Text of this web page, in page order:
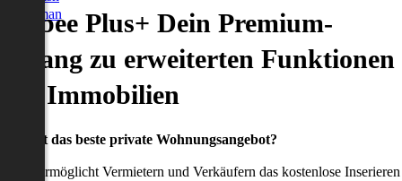
German
Plus+ Dein Premium-
zu erweiterten Funktionen
Immobilien
willst das beste private Wohnungsangebot?
ermöglicht Vermietern und Verkäufern das kostenlose Inserieren